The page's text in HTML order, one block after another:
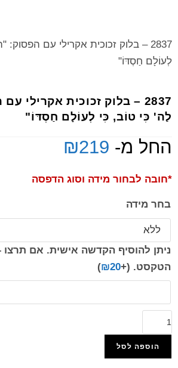
2837 – בלוק זכוכית אקרילי עם הפסוק:
לְעוֹלָם חַסְדּוֹ"
2837 – בלוק זכוכית אקרילי
לַה' כִּי טוֹב, כִּי לְעוֹלָם חַסְדּוֹ"
החל מ- ₪219
*חובה לבחור מידה וסוג הדפסה
בחר מידה
ניתן להוסיף הקדשה אישית. אם
הטקסט. (+
₪20
)
הוספה לסל